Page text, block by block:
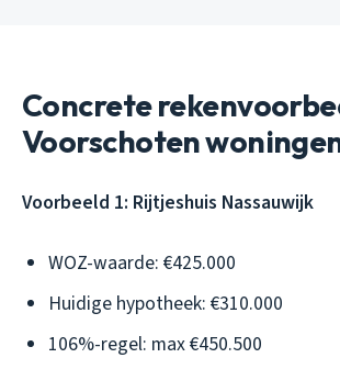
Concrete
Voorschoten
Voorbeeld 1: Rijtjeshuis Nassauwijk
WOZ-waarde: €425.000
Huidige hypotheek: €310.000
106%-regel: max €450.500